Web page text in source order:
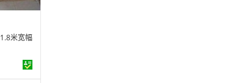
1.8米宽幅